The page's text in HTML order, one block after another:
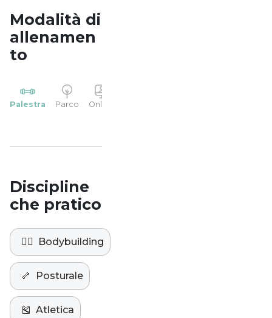
Modalità di
allenamen
to
Palestra Parco Online
Discipline
che pratico
🏋️‍♀️ Bodybuilding
🦴 Posturale
🎽 Atletica